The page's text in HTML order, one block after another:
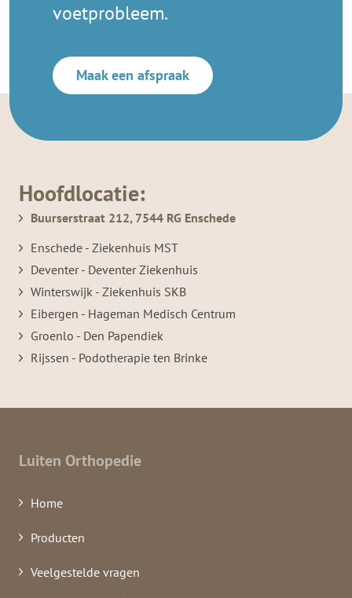
voetprobleem.
Maak een afspraak
Hoofdlocatie:
Buurserstraat 212, 7544 RG Enschede
Enschede - Ziekenhuis MST
Deventer - Deventer Ziekenhuis
Winterswijk - Ziekenhuis SKB
Eibergen - Hageman Medisch Centrum
Groenlo - Den Papendiek
Rijssen - Podotherapie ten Brinke
Luiten Orthopedie
Home
Producten
Veelgestelde vragen